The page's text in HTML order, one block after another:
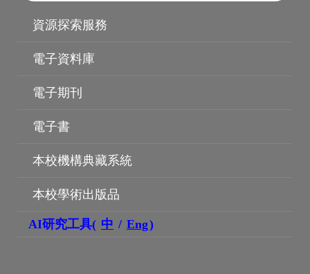
資源探索服務
電子資料庫
電子期刊
電子書
本校機構典藏系統
本校學術出版品
AI研究工具( 中 / Eng)